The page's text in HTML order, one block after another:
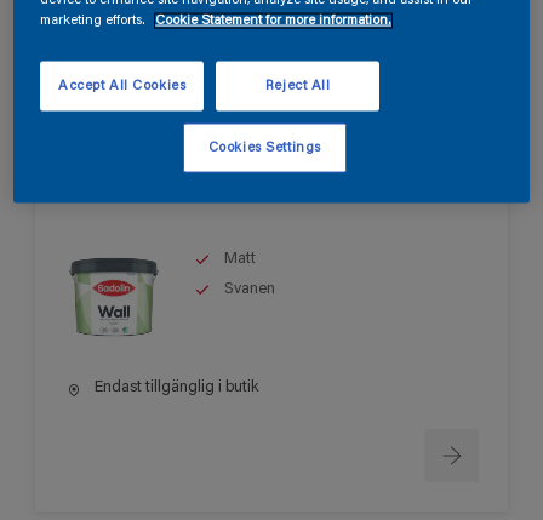
Matt
Svanen
Endast tillgänglig i butik
marketing efforts.
Cookie Statement for more information.
Reject All
Accept All Cookies
Cookies Settings